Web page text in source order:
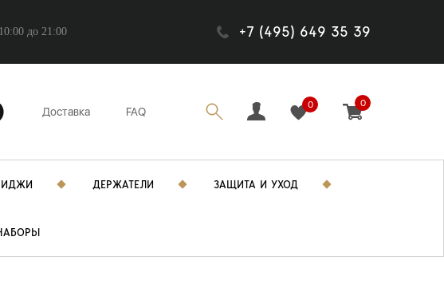
до 21:00 +7 (495) 649 35 39
Доставка FAQ
0 0
ДЕРЖАТЕЛИ ЗАЩИТА И УХОД